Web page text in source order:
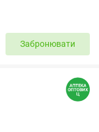
Забронювати